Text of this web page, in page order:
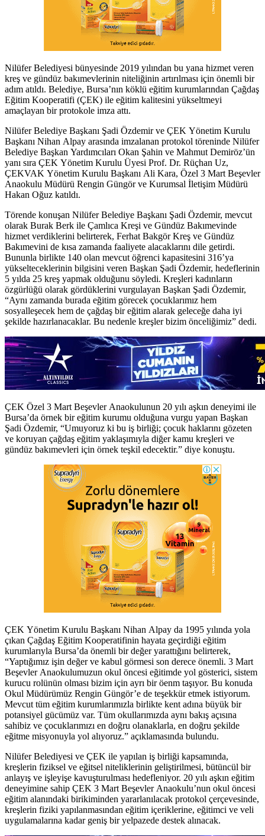
Nilüfer Belediyesi bünyesinde 2019 yılından bu yana hizmet veren
kreş ve gündüz bakımevlerinin niteliğinin artırılması için önemli bir
adım atıldı. Belediye, Bursa’nın köklü eğitim kurumlarından Çağdaş
Eğitim Kooperatifi (ÇEK) ile eğitim kalitesini yükseltmeyi
amaçlayan bir protokole imza attı.
Nilüfer Belediye Başkanı Şadi Özdemir ve ÇEK Yönetim Kurulu
Başkanı Nihan Alpay arasında imzalanan protokol töreninde Nilüfer
Belediye Başkan Yardımcıları Okan Şahin ve Mahmut Demiröz’ün
yanı sıra ÇEK Yönetim Kurulu Üyesi Prof. Dr. Rüçhan Uz,
ÇEKVAK Yönetim Kurulu Başkanı Ali Kara, Özel 3 Mart Beşevler
Anaokulu Müdürü Rengin Güngör ve Kurumsal İletişim Müdürü
Hakan Oğuz katıldı.
Törende konuşan Nilüfer Belediye Başkanı Şadi Özdemir, mevcut
olarak Burak Berk ile Çamlıca Kreşi ve Gündüz Bakımevinde
hizmet verdiklerini belirterek, Ferhat Bakgör Kreş ve Gündüz
Bakımevini de kısa zamanda faaliyete alacaklarını dile getirdi.
Bununla birlikte 140 olan mevcut öğrenci kapasitesini 316’ya
yükselteceklerinin bilgisini veren Başkan Şadi Özdemir, hedeflerinin
5 yılda 25 kreş yapmak olduğunu söyledi. Kreşleri kadınların
özgürlüğü olarak gördüklerini vurgulayan Başkan Şadi Özdemir,
“Aynı zamanda burada eğitim görecek çocuklarımız hem
sosyalleşecek hem de çağdaş bir eğitim alarak geleceğe daha iyi
şekilde hazırlanacaklar. Bu nedenle kreşler bizim önceliğimiz” dedi.
ÇEK Özel 3 Mart Beşevler Anaokulunun 20 yılı aşkın deneyimi ile
Bursa’da örnek bir eğitim kurumu olduğuna vurgu yapan Başkan
Şadi Özdemir, “Umuyoruz ki bu iş birliği; çocuk haklarını gözeten
ve koruyan çağdaş eğitim yaklaşımıyla diğer kamu kreşleri ve
gündüz bakımevleri için örnek teşkil edecektir.” diye konuştu.
ÇEK Yönetim Kurulu Başkanı Nihan Alpay da 1995 yılında yola
çıkan Çağdaş Eğitim Kooperatifinin hayata geçirdiği eğitim
kurumlarıyla Bursa’da önemli bir değer yarattığını belirterek,
“Yaptığımız işin değer ve kabul görmesi son derece önemli. 3 Mart
Beşevler Anaokulumuzun okul öncesi eğitimde yol gösterici, sistem
kurucu rolünün olması bizim için ayrı bir öenm taşıyor. Bu konuda
Okul Müdürümüz Rengin Güngör’e de teşekkür etmek istiyorum.
Mevcut tüm eğitim kurumlarımızla birlikte kent adına büyük bir
potansiyel gücümüz var. Tüm okullarımızda aynı bakış açısına
sahibiz ve çocuklarımızı en doğru olanaklarla, en doğru şekilde
eğitme misyonuyla yol alıyoruz.” açıklamasında bulundu.
Nilüfer Belediyesi ve ÇEK ile yapılan iş birliği kapsamında,
kreşlerin fiziksel ve eğitsel niteliklerinin geliştirilmesi, bütüncül bir
anlayış ve işleyişe kavuşturulması hedefleniyor. 20 yılı aşkın eğitim
deneyimine sahip ÇEK 3 Mart Beşevler Anaokulu’nun okul öncesi
eğitim alanındaki birikiminden yararlanılacak protokol çerçevesinde,
kreşlerin fiziki yapılanmasından eğitim içeriklerine, eğitimci ve veli
uygulamalarına kadar geniş bir yelpazede destek alınacak.